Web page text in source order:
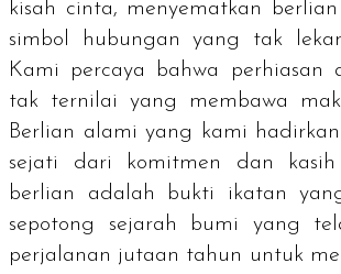
kisah cinta, menyematkan
simbol hubungan yang tak
Kami percaya bahwa perhiasan
tak ternilai yang membawa
Berlian alami yang kami
sejati dari komitmen dan
berlian adalah bukti ikatan
sepotong sejarah bumi yang
perjalanan jutaan tahun untuk